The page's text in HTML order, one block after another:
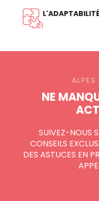
L'ADAPTABILITÉ
NE
SUIVEZ-NOUS
CONSEILS
DES ASTUCES EN